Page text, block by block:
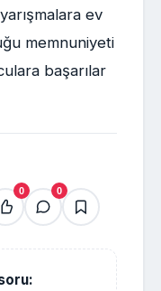
ev
memnuniyeti
başarılar
0 0